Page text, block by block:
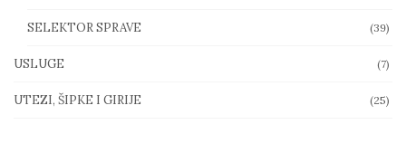
SELEKTOR SPRAVE (39)
USLUGE (7)
UTEZI, ŠIPKE I GIRIJE (25)